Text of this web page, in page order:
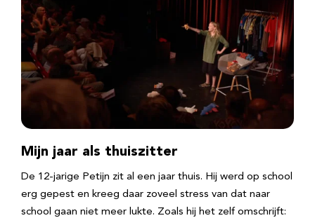
Mijn jaar als thuiszitter
De 12-jarige Petijn zit al een jaar thuis. Hij werd op school
erg gepest en kreeg daar zoveel stress van dat naar
school gaan niet meer lukte. Zoals hij het zelf omschrijft: